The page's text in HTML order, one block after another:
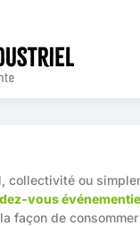
collectivité ou
vous
façon de